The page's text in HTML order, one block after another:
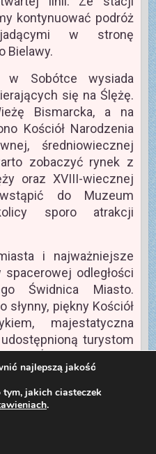
kontynuować podróż
w stronę
Bielawy.
Sobótce wysiada
się na Ślężę.
Bismarcka, a na
Kościół Narodzenia
średniowiecznej
zobaczyć rynek z
oraz XVIII-wiecznej
do Muzeum
sporo atrakcji
i najważniejsze
odległości
Świdnica Miasto.
piękny Kościół
majestatyczna
turystom
Świdnicy i widok
ratusza, gdzie mieści
Muzeum Dawnego
miejscach centrum
w ładną pogodę
świdnickich parkach.
najlepszą jakość
jakich ciasteczek
.